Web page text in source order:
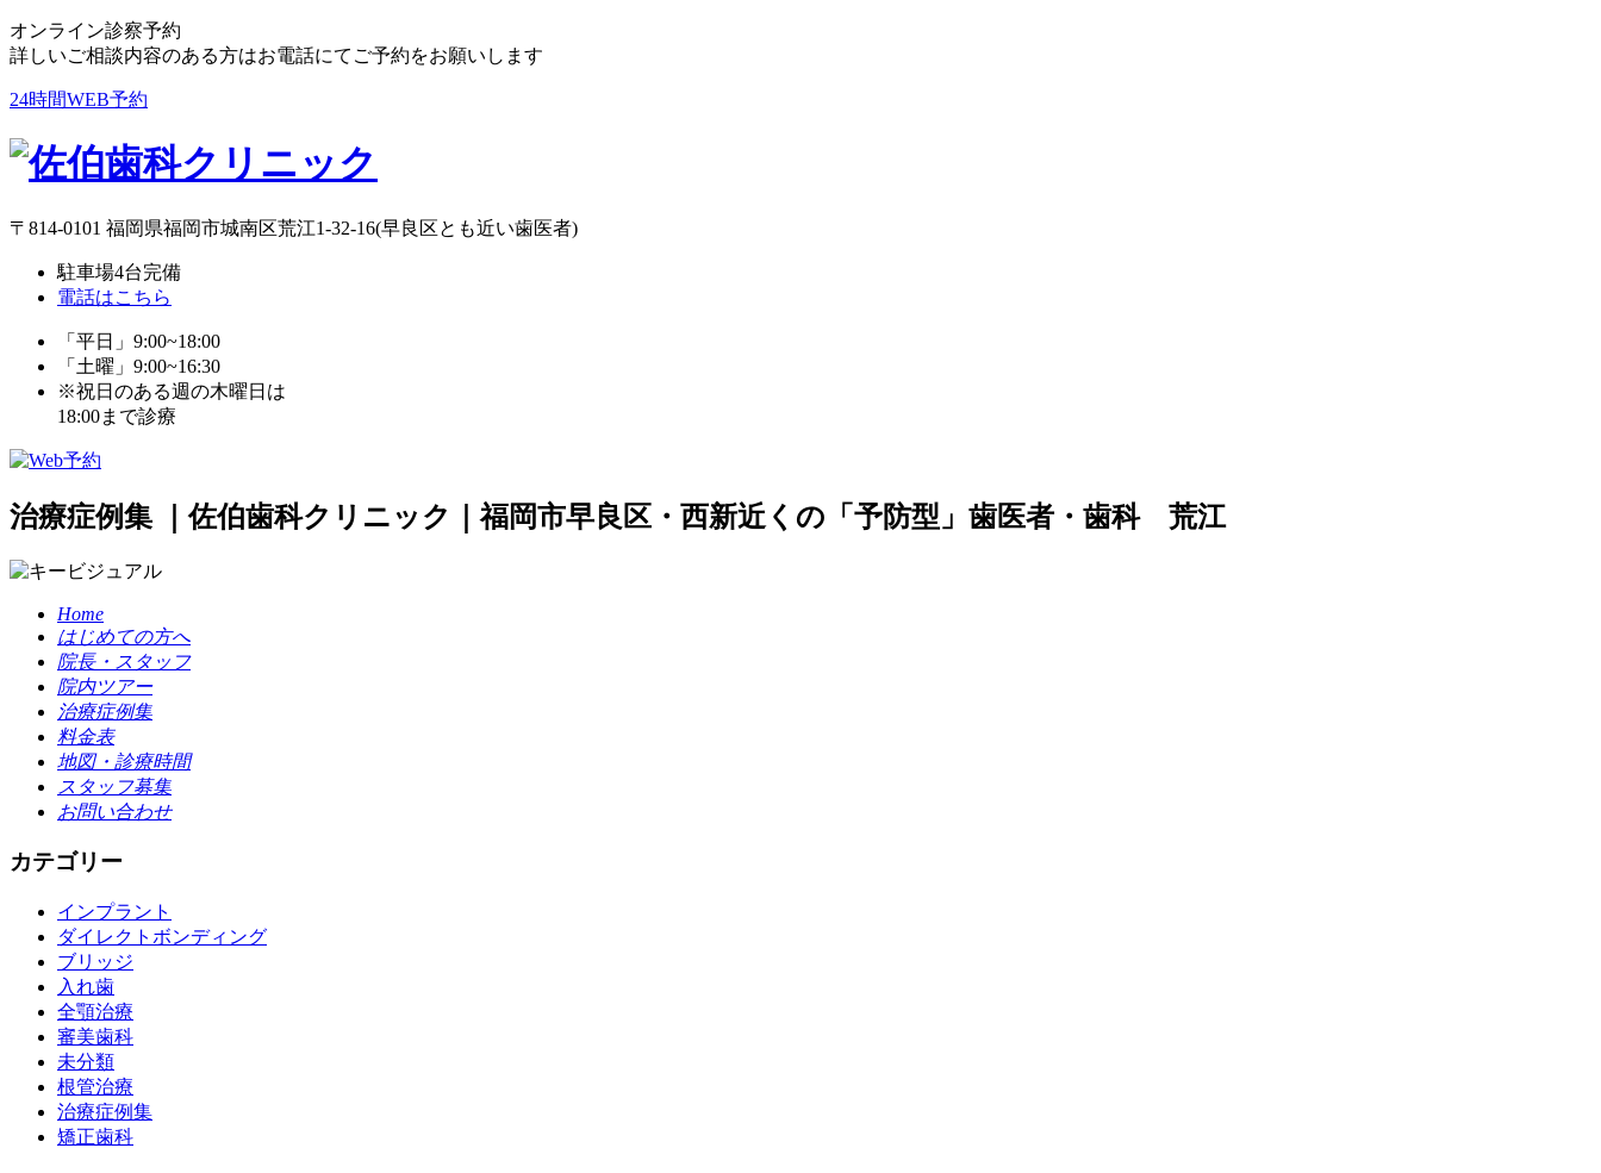
オンライン診察予約
詳しいご相談内容のある方はお電話にてご予約をお願いします
24時間WEB予約
〒814-0101 福岡県福岡市城南区荒江1-32-16(早良区とも近い歯医者)
駐車場4台完備
電話はこちら
「平日」9:00~18:00
「土曜」9:00~16:30
※祝日のある週の木曜日は
18:00まで診療
治療症例集 ｜佐伯歯科クリニック｜福岡市早良区・西新近くの「予防型」歯医者・歯科 荒江
Home
はじめての方へ
院長・スタッフ
院内ツアー
治療症例集
料金表
地図・診療時間
スタッフ募集
お問い合わせ
カテゴリー
インプラント
ダイレクトボンディング
ブリッジ
入れ歯
全顎治療
審美歯科
未分類
根管治療
治療症例集
矯正歯科